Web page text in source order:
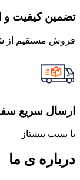
تضمین کیفیت و
فروش مستقیم از
ارسال سریع
با پست پیشتاز
درباره ی ما